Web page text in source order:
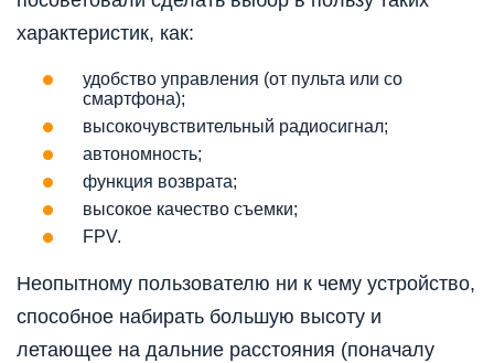
характеристик, как:
удобство управления (от пульта или со
смартфона);
высокочувствительный радиосигнал;
автономность;
функция возврата;
высокое качество съемки;
FPV.
Неопытному пользователю ни к чему устройство,
способное набирать большую высоту и
летающее на дальние расстояния (поначалу